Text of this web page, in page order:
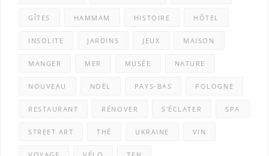
GÎTES HAMMAM HISTOIRE HÔTEL
INSOLITE JARDINS JEUX MAISON
MANGER MER MUSÉE NATURE
NOUVEAU NOËL PAYS-BAS POLOGNE
RESTAURANT RÉNOVER S'ÉCLATER SPA
STREET ART THÉ UKRAINE VIN